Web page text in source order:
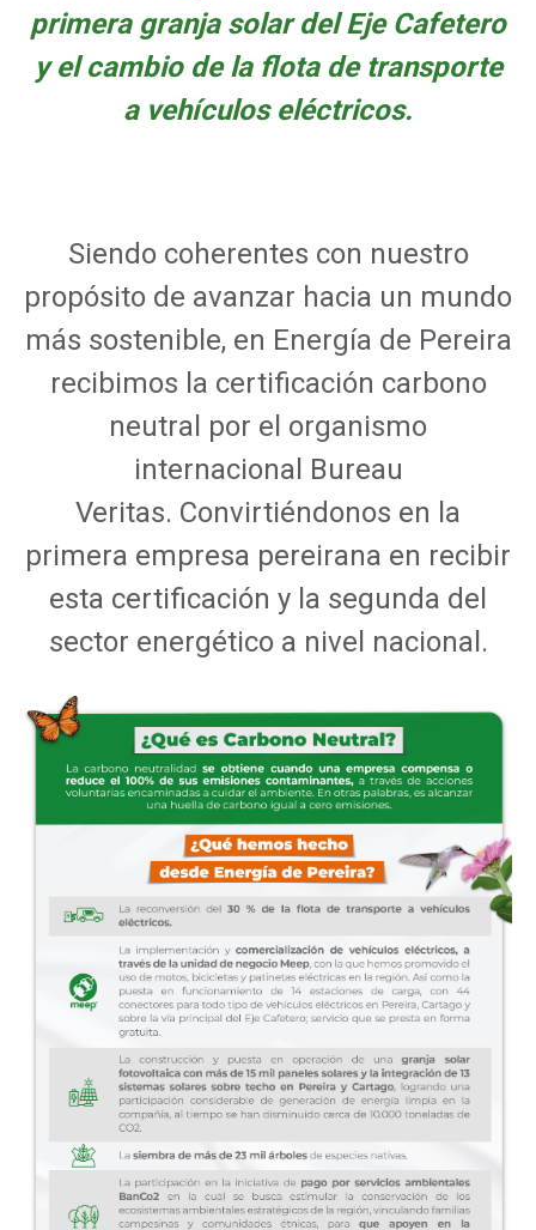
primera granja solar del Eje Cafetero
y el cambio de la flota de transporte
a vehículos eléctricos.
Siendo coherentes con nuestro
propósito de avanzar hacia un mundo
más sostenible, en Energía de Pereira
recibimos la certificación carbono
neutral por el organismo
internacional Bureau
Veritas. Convirtiéndonos en la
primera empresa pereirana en recibir
esta certificación y la segunda del
sector energético a nivel nacional.